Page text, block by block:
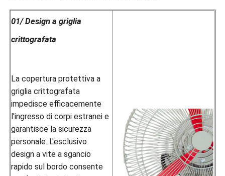
01/ Design a griglia
crittografata
La copertura protettiva a
griglia crittografata
impedisce efficacemente
l'ingresso di corpi estranei e
garantisce la sicurezza
personale. L'esclusivo
design a vite a sgancio
rapido sul bordo consente